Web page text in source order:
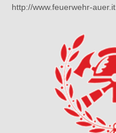
http://www.feuerwehr-auer.it